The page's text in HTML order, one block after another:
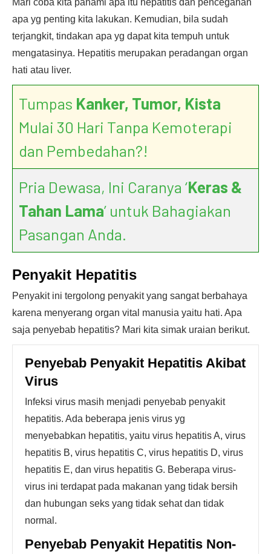
Mari coba kita pahami apa itu hepatitis dan pencegahan
apa yg penting kita lakukan. Kemudian, bila sudah
terjangkit, tindakan apa yg dapat kita tempuh untuk
mengatasinya. Hepatitis merupakan peradangan organ
hati atau liver.
Tumpas Kanker, Tumor, Kista
Mulai 30 Hari Tanpa Kemoterapi
dan Pembedahan?!
Pria Dewasa, Ini Caranya ‘Keras &
Tahan Lama’ untuk Bahagiakan
Pasangan Anda.
Penyakit Hepatitis
Penyakit ini tergolong penyakit yang sangat berbahaya
karena menyerang organ vital manusia yaitu hati. Apa
saja penyebab hepatitis? Mari kita simak uraian berikut.
Penyebab Penyakit Hepatitis Akibat
Virus
Infeksi virus masih menjadi penyebab penyakit
hepatitis. Ada beberapa jenis virus yg
menyebabkan hepatitis, yaitu virus hepatitis A, virus
hepatitis B, virus hepatitis C, virus hepatitis D, virus
hepatitis E, dan virus hepatitis G. Beberapa virus-
virus ini terdapat pada makanan yang tidak bersih
dan hubungan seks yang tidak sehat dan tidak
normal.
Penyebab Penyakit Hepatitis Non-